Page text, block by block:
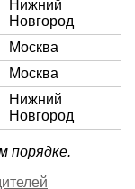
Нижний
Новгород
Москва
Москва
Нижний
Новгород
порядке.